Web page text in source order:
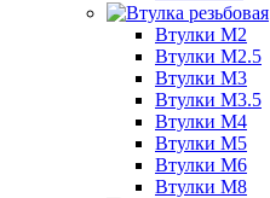
Втулки М2
Втулки М2.5
Втулки М3
Втулки М3.5
Втулки М4
Втулки М5
Втулки М6
Втулки М8